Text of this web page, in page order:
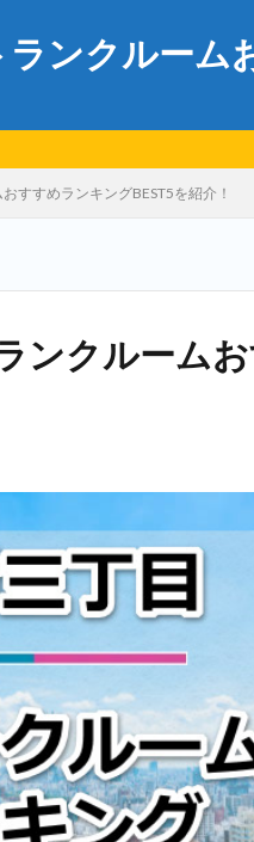
ランクルーム
すすめランキングBEST5を紹介！
ンクルーム